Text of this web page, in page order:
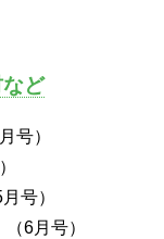
ど
号）
月号）
（6月号）